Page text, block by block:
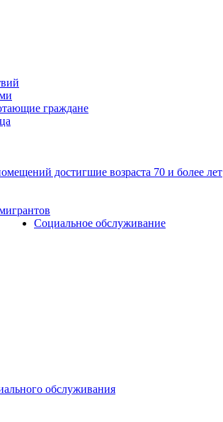
граждане
достигшие возраста 70 и более лет
Социальное обслуживание
обслуживания